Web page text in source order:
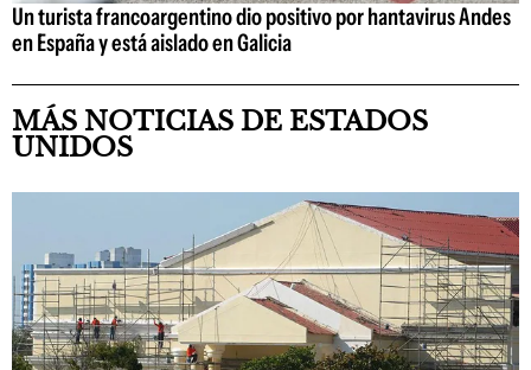
Un turista francoargentino dio positivo por hantavirus Andes
en España y está aislado en Galicia
MÁS NOTICIAS DE ESTADOS
UNIDOS